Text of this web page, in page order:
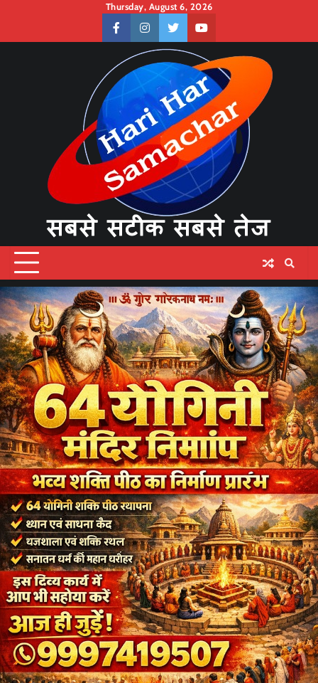
content
Thursday, August 6, 2026
facebookinstagramtwitteryoutube